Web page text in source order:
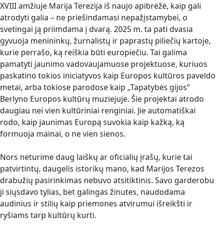
XVIII amžiuje Marija Terezija iš naujo apibrėžė, kaip gali
atrodyti galia – ne priešindamasi nepažįstamybei, o
svetingai ją priimdama į dvarą. 2025 m. ta pati dvasia
gyvuoja menininkų, žurnalistų ir paprastų piliečių kartoje,
kurie perrašo, ką reiškia būti europiečiu. Tai galima
pamatyti jaunimo vadovaujamuose projektuose, kuriuos
paskatino tokios iniciatyvos kaip Europos kultūros paveldo
metai, arba tokiose parodose kaip „Tapatybės gijos“
Berlyno Europos kultūrų muziejuje. Šie projektai atrodo
daugiau nei vien kultūriniai renginiai. Jie automatiškai
rodo, kaip jaunimas Europą suvokia kaip kažką, ką
formuoja mainai, o ne vien sienos.
Nors neturime daug laiškų ar oficialių įrašų, kurie tai
patvirtintų, daugelis istorikų mano, kad Marijos Terezos
drabužių pasirinkimas nebuvo atsitiktinis. Savo garderobu
ji siųsdavo tylias, bet galingas žinutes, naudodama
audinius ir stilių kaip priemones atvirumui išreikšti ir
ryšiams tarp kultūrų kurti.